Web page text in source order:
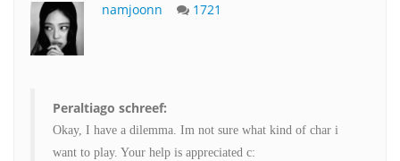
namjoonn 1721
Peraltiago schreef:
Okay, I have a dilemma. Im not sure what kind of char i
want to play. Your help is appreciated c: